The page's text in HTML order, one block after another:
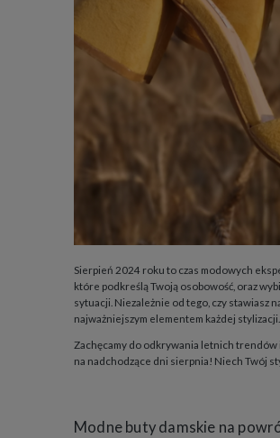
Sierpień 2024 roku to czas modowych
które podkreślą Twoją osobowość, oraz
sytuacji. Niezależnie od tego, czy stawiasz
najważniejszym elementem każdej stylizacji.
Zachęcamy do odkrywania letnich
na nadchodzące dni sierpnia! Niech Twój
Modne buty damskie na